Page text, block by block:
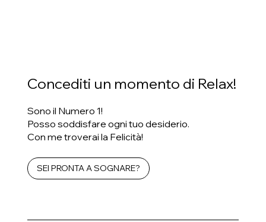
Concediti un momento di Relax!
Sono il Numero 1!
Posso soddisfare ogni tuo desiderio.
Con me troverai la Felicità!
SEI PRONTA A SOGNARE?